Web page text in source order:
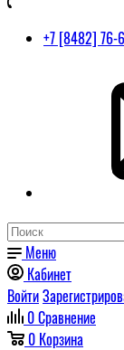
+7 [8482] 76-
Меню
Кабинет
Войти
0Сравнение
0 Корзина